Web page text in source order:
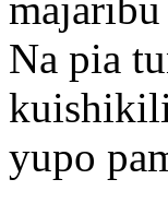
Na pia
yupo